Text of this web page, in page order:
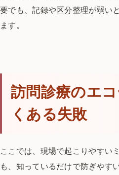
要でも、記録や区分整理が弱い
ます。
訪問診療のエ
くある失敗
ここでは、現場で起こりやすい
も、知っているだけで防ぎやす